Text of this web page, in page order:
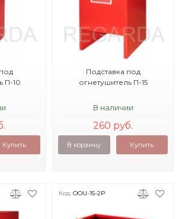
П-10
Купить
Подставка под
огнетушитель П-15
В наличии
260 руб.
В корзину Купить
Код: OOU-15-2P